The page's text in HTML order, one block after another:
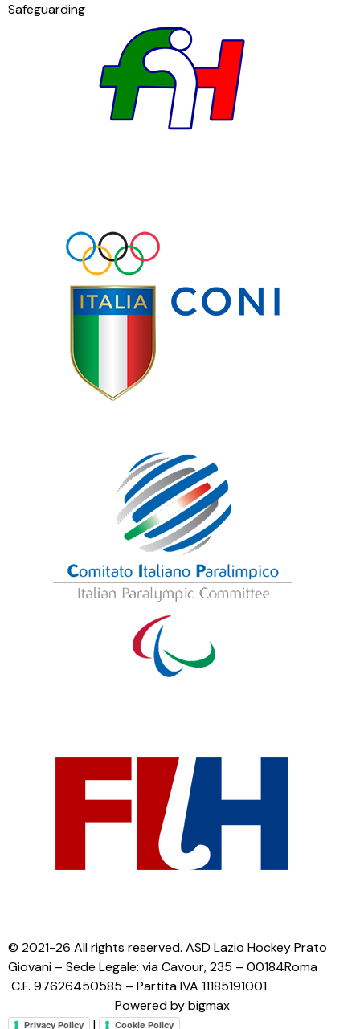
Safeguarding
© 2021-26 All rights reserved. ASD Lazio Hockey Prato
Giovani – Sede Legale: via Cavour, 235 – 00184Roma
C.F. 97626450585 – Partita IVA 11185191001
Powered by bigmax
Privacy Policy | Cookie Policy